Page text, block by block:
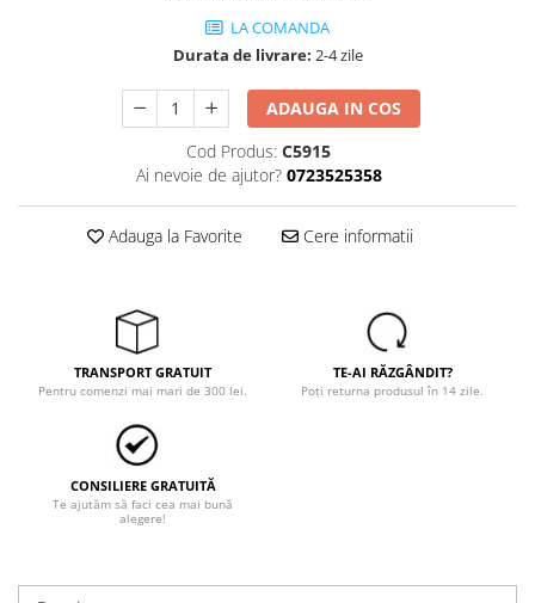
LA COMANDA
Durata de livrare: 2-4 zile
ADAUGA IN COS
Cod Produs: C5915
Ai nevoie de ajutor? 0723525358
Adauga la Favorite Cere informatii
TRANSPORT GRATUIT
Pentru comenzi mai mari de 300 lei.
TE-AI RĂZGÂNDIT?
Poți returna produsul în 14 zile.
CONSILIERE GRATUITĂ
Te ajutăm să faci cea mai bună
alegere!